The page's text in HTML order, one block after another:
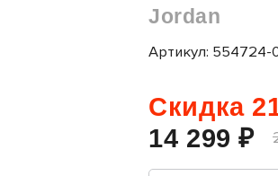
Jordan
Артикул: 554724-
Скидка
14 299 ₽